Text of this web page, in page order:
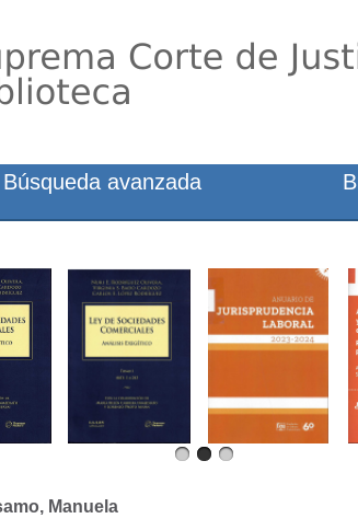
Manuela
Búsqueda avanzada